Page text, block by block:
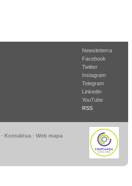
Newsletterra
Facebook
Twitter
Instagram
Telegram
Linkedin
YouTube
RSS
- Kontaktua - Web mapa